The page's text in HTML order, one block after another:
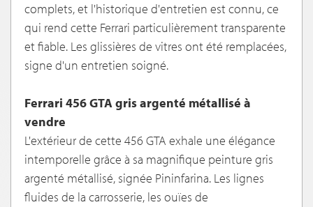
complets, et l'historique d'entretien est connu, ce
qui rend cette Ferrari particulièrement transparente
et fiable. Les glissières de vitres ont été remplacées,
signe d'un entretien soigné.
Ferrari 456 GTA gris argenté métallisé à
vendre
L'extérieur de cette 456 GTA exhale une élégance
intemporelle grâce à sa magnifique peinture gris
argenté métallisé, signée Pininfarina. Les lignes
fluides de la carrosserie, les ouïes de